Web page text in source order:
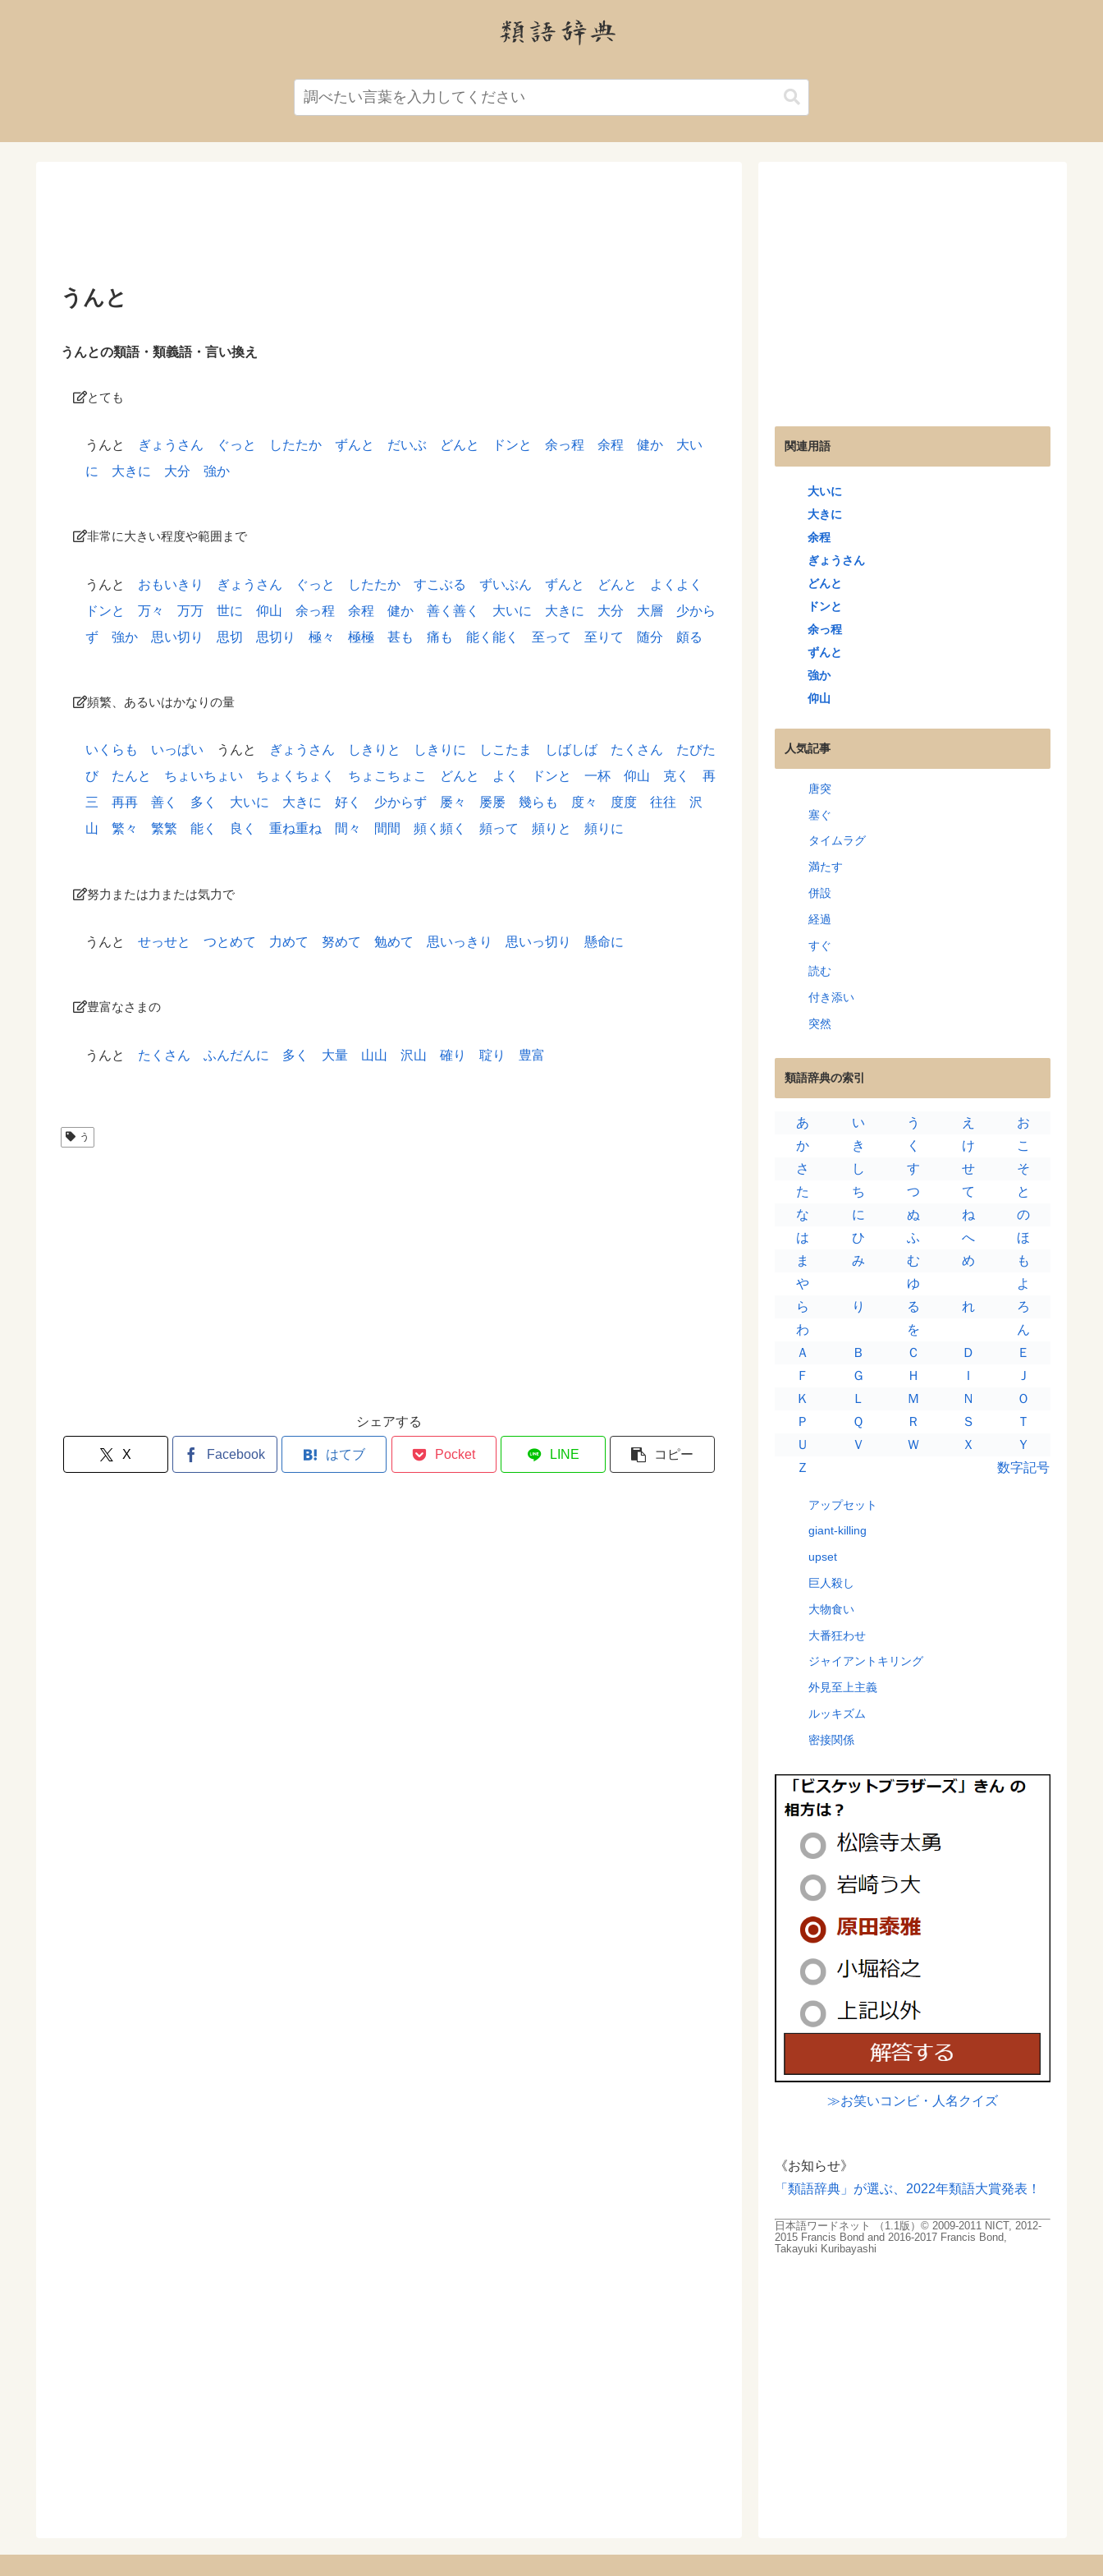
うんと
うんとの類語・類義語・言い換え
とても
うんと ぎょうさん ぐっと したたか ずんと だいぶ どんと ドンと 余っ程 余程 健か
大い
に
大きに 大分 強か
非常に大きい程度や範囲まで
うんと おもいきり ぎょうさん ぐっと したたか すこぶる ずいぶん ずんと どんと
よくよく
ドンと
万々 万万 世に 仰山 余っ程 余程 健か 善く善く 大いに 大きに 大分 大層
少から
ず
強か 思い切り 思切 思切り 極々 極極 甚も 痛も 能く能く 至って 至りて 随分 頗る
頻繁、あるいはかなりの量
いくらも いっぱい うんと ぎょうさん しきりと しきりに しこたま しばしば たくさん
たびた
び
たんと ちょいちょい ちょくちょく ちょこちょこ どんと よく ドンと 一杯 仰山 克く
再
三
再再 善く 多く 大いに 大きに 好く 少からず 屡々 屡屡 幾らも 度々 度度 往往
沢
山
繁々 繁繁 能く 良く 重ね重ね 間々 間間 頻く頻く 頻って 頻りと 頻りに
努力または力または気力で
うんと せっせと つとめて 力めて 努めて 勉めて 思いっきり 思いっ切り 懸命に
豊富なさまの
うんと たくさん ふんだんに 多く 大量 山山 沢山 確り 聢り 豊富
う
シェアする
X Facebook はてブ Pocket LINE コピー
関連用語
大いに
大きに
余程
ぎょうさん
どんと
ドンと
余っ程
ずんと
強か
仰山
人気記事
唐突
塞ぐ
タイムラグ
満たす
併設
経過
すぐ
読む
付き添い
突然
類語辞典の索引
あ い う え
お
か
き く け
こ
さ
し す せ
そ
た
ち つ て
と
な
に ぬ ね
の
は
ひ ふ へ
ほ
ま
み む め
も
や
ゆ
よ
ら
り る れ
ろ
わ
を
ん
Ａ
Ｂ Ｃ Ｄ
Ｅ
Ｆ
Ｇ Ｈ Ｉ
Ｊ
Ｋ
Ｌ Ｍ Ｎ
Ｏ
Ｐ
Ｑ Ｒ Ｓ
Ｔ
Ｕ
Ｖ Ｗ Ｘ
Ｙ
Ｚ
数字記号
アップセット
giant-killing
upset
巨人殺し
大物食い
大番狂わせ
ジャイアントキリング
外見至上主義
ルッキズム
密接関係
≫お笑いコンビ・人名クイズ
《お知らせ》
「類語辞典」が選ぶ、2022年類語大賞発表！
日本語ワードネット （1.1版）© 2009-2011 NICT, 2012-
2015 Francis Bond and 2016-2017 Francis Bond,
Takayuki Kuribayashi